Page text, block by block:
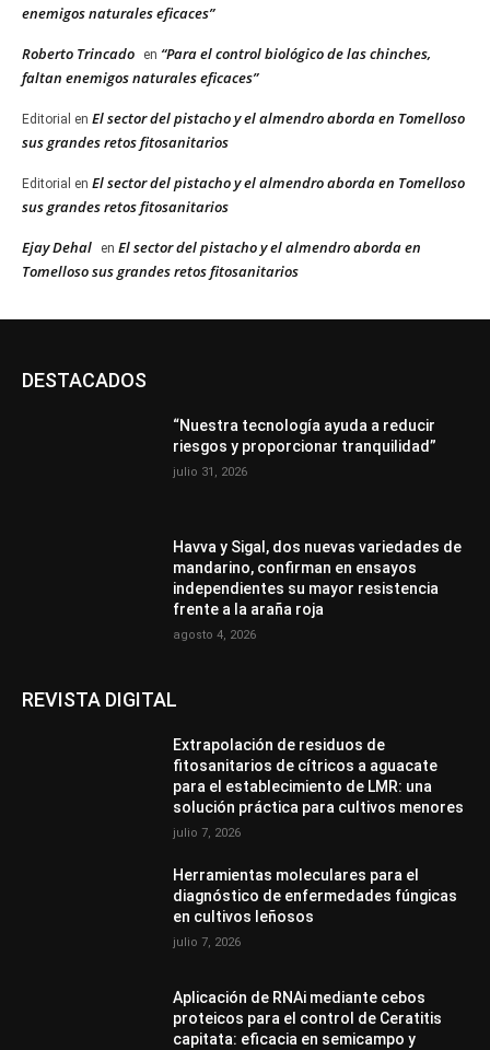
enemigos naturales eficaces”
Roberto Trincado en “Para el control biológico de las chinches,
faltan enemigos naturales eficaces”
Editorial en El sector del pistacho y el almendro aborda en Tomelloso
sus grandes retos fitosanitarios
Editorial en El sector del pistacho y el almendro aborda en Tomelloso
sus grandes retos fitosanitarios
Ejay Dehal en El sector del pistacho y el almendro aborda en
Tomelloso sus grandes retos fitosanitarios
DESTACADOS
“Nuestra tecnología ayuda a reducir
riesgos y proporcionar tranquilidad”
julio 31, 2026
Havva y Sigal, dos nuevas variedades de
mandarino, confirman en ensayos
independientes su mayor resistencia
frente a la araña roja
agosto 4, 2026
REVISTA DIGITAL
Extrapolación de residuos de
fitosanitarios de cítricos a aguacate
para el establecimiento de LMR: una
solución práctica para cultivos menores
julio 7, 2026
Herramientas moleculares para el
diagnóstico de enfermedades fúngicas
en cultivos leñosos
julio 7, 2026
Aplicación de RNAi mediante cebos
proteicos para el control de Ceratitis
capitata: eficacia en semicampo y